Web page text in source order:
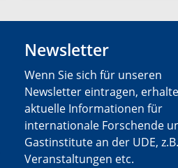
Newsletter
Wenn Sie sich für unseren
Newsletter eintragen,
aktuelle Informationen für
internationale Forschende
Gastinstitute an der UDE,
Veranstaltungen etc.